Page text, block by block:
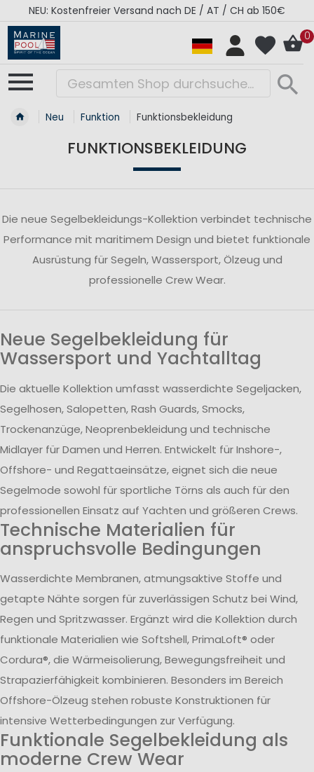
NEU: Kostenfreier Versand nach DE / AT / CH ab 150€
0
Neu Funktion Funktionsbekleidung
FUNKTIONSBEKLEIDUNG
Die neue Segelbekleidungs-Kollektion verbindet technische
Performance mit maritimem Design und bietet funktionale
Ausrüstung für Segeln, Wassersport, Ölzeug und
professionelle Crew Wear.
Neue Segelbekleidung für
Wassersport und Yachtalltag
Die aktuelle Kollektion umfasst wasserdichte Segeljacken,
Segelhosen, Salopetten, Rash Guards, Smocks,
Trockenanzüge, Neoprenbekleidung und technische
Midlayer für Damen und Herren. Entwickelt für Inshore-,
Offshore- und Regattaeinsätze, eignet sich die neue
Segelmode sowohl für sportliche Törns als auch für den
professionellen Einsatz auf Yachten und größeren Crews.
Technische Materialien für
anspruchsvolle Bedingungen
Wasserdichte Membranen, atmungsaktive Stoffe und
getapte Nähte sorgen für zuverlässigen Schutz bei Wind,
Regen und Spritzwasser. Ergänzt wird die Kollektion durch
funktionale Materialien wie Softshell, PrimaLoft® oder
Cordura®, die Wärmeisolierung, Bewegungsfreiheit und
Strapazierfähigkeit kombinieren. Besonders im Bereich
Offshore-Ölzeug stehen robuste Konstruktionen für
intensive Wetterbedingungen zur Verfügung.
Funktionale Segelbekleidung als
moderne Crew Wear